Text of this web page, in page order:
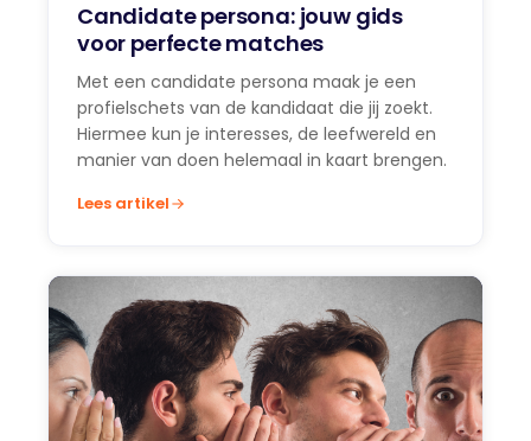
Candidate persona: jouw gids
voor perfecte matches
Met een candidate persona maak je een
profielschets van de kandidaat die jij zoekt.
Hiermee kun je interesses, de leefwereld en
manier van doen helemaal in kaart brengen.
Lees artikel